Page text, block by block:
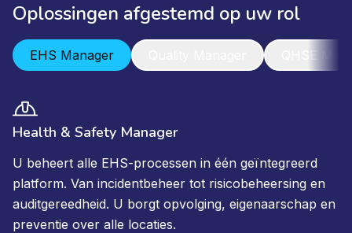
Oplossingen afgestemd op uw rol
EHS Manager
Health & Safety Manager
U beheert alle EHS-processen in één geïntegreerd
platform. Van incidentbeheer tot risicobeheersing en
auditgereedheid. U borgt opvolging, eigenaarschap en
preventie over alle locaties.